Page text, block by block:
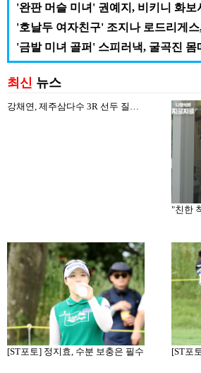
'완판 머슬 미녀' 권예지, 비키니 화
'호날두 여자친구' 조지나 로드리게
'금발 미녀 골퍼' 스피러낵, 굴곡진
최신 뉴스
강채연, 제주삼다수 3R 선두 질주…서어진·장은수 1타차 추격
[ST포토] 정지효, 수분 보충은 필수 [ST포